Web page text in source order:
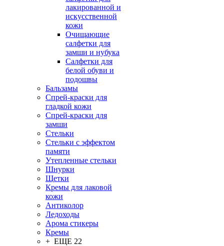
лакированной и
искусственной
кожи
Очищающие
салфетки для
замши и нубука
Салфетки для
белой обуви и
подошвы
Бальзамы
Спрей-краски для
гладкой кожи
Спрей-краски для
замши
Стельки
Стельки с эффектом
памяти
Утепленные стельки
Шнурки
Щетки
Кремы для лаковой
кожи
Антиколор
Ледоходы
Арома стикеры
Кремы
+ ЕЩЕ 22